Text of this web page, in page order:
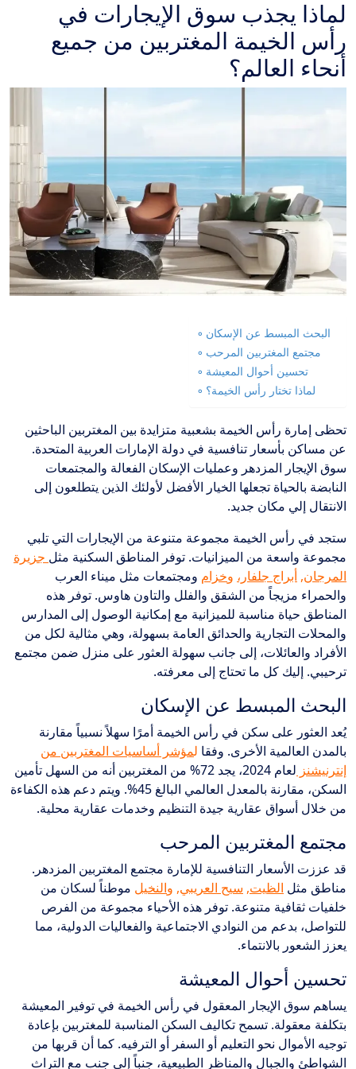
لماذا يجذب سوق الإيجارات في
رأس الخيمة المغتربين من جميع
أنحاء العالم؟
البحث المبسط عن الإسكان
مجتمع المغتربين المرحب
تحسين أحوال المعيشة
لماذا تختار رأس الخيمة؟
تحظى إمارة رأس الخيمة بشعبية متزايدة بين المغتربين الباحثين
عن مساكن بأسعار تنافسية في دولة الإمارات العربية المتحدة.
سوق الإيجار المزدهر وعمليات الإسكان الفعالة والمجتمعات
النابضة بالحياة تجعلها الخيار الأفضل لأولئك الذين يتطلعون إلى
الانتقال إلي مكان جديد.
ستجد في رأس الخيمة مجموعة متنوعة من الإيجارات التي تلبي
مجموعة واسعة من الميزانيات. توفر المناطق السكنية مثل جزيرة
المرجان, أبراج جلفار، وخزام ومجتمعات مثل ميناء العرب
والحمراء مزيجاً من الشقق والفلل والتاون هاوس. توفر هذه
المناطق حياة مناسبة للميزانية مع إمكانية الوصول إلى المدارس
والمحلات التجارية والحدائق العامة بسهولة، وهي مثالية لكل من
الأفراد والعائلات، إلى جانب سهولة العثور على منزل ضمن مجتمع
ترحيبي. إليك كل ما تحتاج إلى معرفته.
البحث المبسط عن الإسكان
يُعد العثور على سكن في رأس الخيمة أمرًا سهلاً نسبياً مقارنة
بالمدن العالمية الأخرى. وفقا لمؤشر أساسيات المغتربين من
إنترنيشنز
لعام 2024، يجد 72% من المغتربين أنه من السهل تأمين
السكن، مقارنة بالمعدل العالمي البالغ 45%. ويتم دعم هذه الكفاءة
من خلال أسواق عقارية جيدة التنظيم وخدمات عقارية محلية.
مجتمع المغتربين المرحب
قد عززت الأسعار التنافسية للإمارة مجتمع المغتربين المزدهر.
مناطق مثل الظيت, سيح العريبي, والنخيل موطناً لسكان من
خلفيات ثقافية متنوعة. توفر هذه الأحياء مجموعة من الفرص
للتواصل، بدعم من النوادي الاجتماعية والفعاليات الدولية، مما
يعزز الشعور بالانتماء.
تحسين أحوال المعيشة
يساهم سوق الإيجار المعقول في رأس الخيمة في توفير المعيشة
بتكلفة معقولة. تسمح تكاليف السكن المناسبة للمغتربين بإعادة
توجيه الأموال نحو التعليم أو السفر أو الترفيه. كما أن قربها من
الشواطئ والجبال والمناظر الطبيعية، جنباً إلى جنب مع التراث